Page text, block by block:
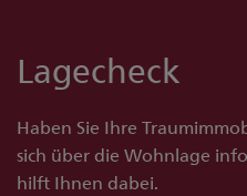
Lagecheck
Haben Sie Ihre
sich über die Wohnlage
hilft Ihnen dabei.